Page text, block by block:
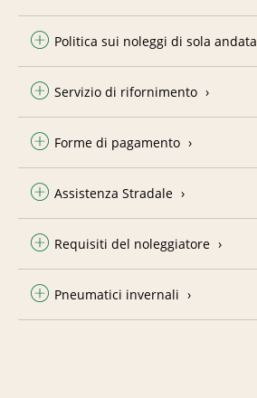
Politica sui noleggi di sola andata
Servizio di rifornimento
Forme di pagamento
Assistenza Stradale
Requisiti del noleggiatore
Pneumatici invernali